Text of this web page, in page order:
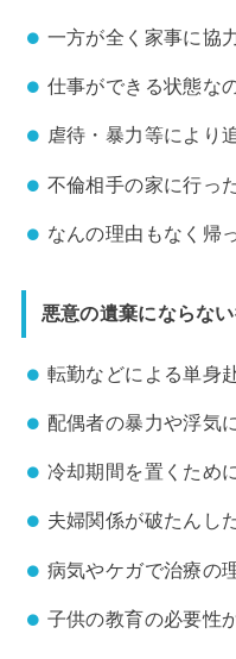
一方が全く家事に協
仕事ができる状態な
虐待・暴力等により
不倫相手の家に行っ
なんの理由もなく
悪意の遺棄にならな
転勤などによる単身
配偶者の暴力や浮気
冷却期間を置くため
夫婦関係が破たんし
病気やケガで治療の
子供の教育の必要性